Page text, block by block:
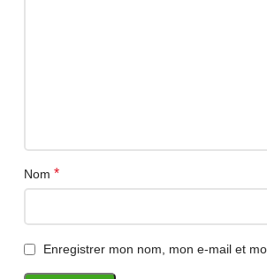
Nom *
Enregistrer mon nom, mon e-mail et